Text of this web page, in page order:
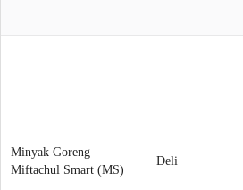
Minyak Goreng
Miftachul Smart (MS)
Deli